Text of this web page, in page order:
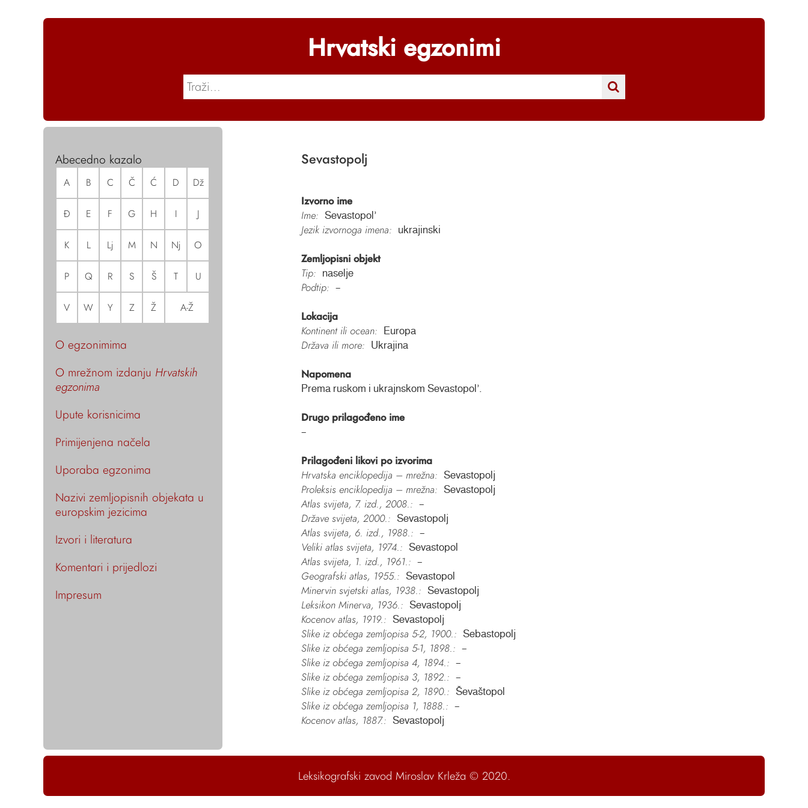
Hrvatski egzonimi
Abecedno kazalo
A B C Č Ć D Dž
Đ E F G H I J
K L Lj M N Nj O
P Q R S Š T U
V W Y Z Ž A-Ž
O egzonimima
O mrežnom izdanju Hrvatskih
egzonima
Upute korisnicima
Primijenjena načela
Uporaba egzonima
Nazivi zemljopisnih objekata u
europskim jezicima
Izvori i literatura
Komentari i prijedlozi
Impresum
Sevastopolj
Izvorno ime
Ime:
Sevastopolʼ
Jezik izvornoga imena: ukrajinski
Zemljopisni objekt
Tip:
naselje
Podtip: –
Lokacija
Kontinent ili ocean:
Europa
Država ili more: Ukrajina
Napomena
Prema ruskom i ukrajnskom Sevastopolʼ.
Drugo prilagođeno ime
–
Prilagođeni likovi po izvorima
Hrvatska enciklopedija – mrežna:
Sevastopolj
Proleksis enciklopedija – mrežna: Sevastopolj
Atlas svijeta, 7. izd., 2008.: –
Države svijeta, 2000.: Sevastopolj
Atlas svijeta, 6. izd., 1988.: –
Veliki atlas svijeta, 1974.: Sevastopol
Atlas svijeta, 1. izd., 1961.: –
Geografski atlas, 1955.: Sevastopol
Minervin svjetski atlas, 1938.: Sevastopolj
Leksikon Minerva, 1936.: Sevastopolj
Kocenov atlas, 1919.: Sevastopolj
Slike iz obćega zemljopisa 5-2, 1900.: Sebastopolj
Slike iz obćega zemljopisa 5-1, 1898.: –
Slike iz obćega zemljopisa 4, 1894.: –
Slike iz obćega zemljopisa 3, 1892.: –
Slike iz obćega zemljopisa 2, 1890.: Ševaštopol
Slike iz obćega zemljopisa 1, 1888.: –
Kocenov atlas, 1887.: Sevastopolj
Leksikografski zavod Miroslav Krleža © 2020.